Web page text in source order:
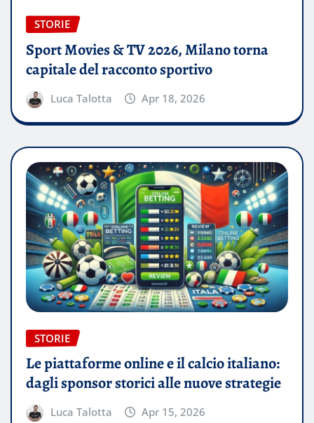
STORIE
Sport Movies & TV 2026, Milano torna
capitale del racconto sportivo
Luca Talotta Apr 18, 2026
STORIE
Le piattaforme online e il calcio italiano:
dagli sponsor storici alle nuove strategie
Luca Talotta Apr 15, 2026